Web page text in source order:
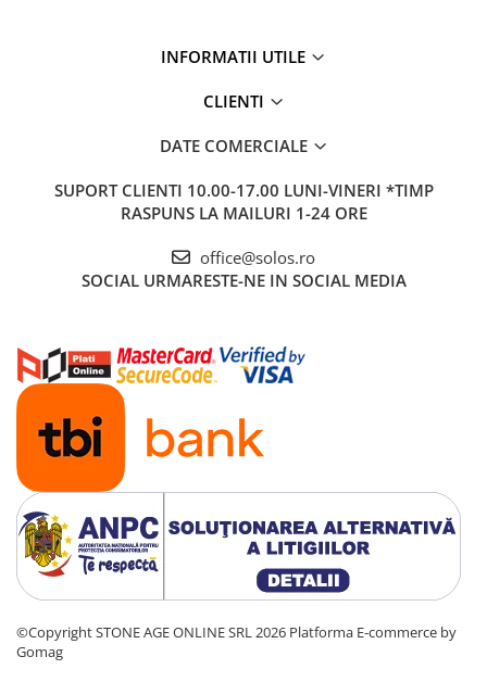
INFORMATII UTILE
CLIENTI
DATE COMERCIALE
SUPORT CLIENTI 10.00-17.00 LUNI-VINERI *TIMP
RASPUNS LA MAILURI 1-24 ORE
office@solos.ro
SOCIAL URMARESTE-NE IN SOCIAL MEDIA
©Copyright STONE AGE ONLINE SRL 2026 Platforma E-commerce by
Gomag